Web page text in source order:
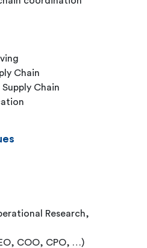
Chain
Chain
Research,
COO, CPO, …)